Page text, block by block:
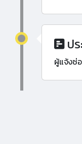
ป
ผู้แจ้งซ่